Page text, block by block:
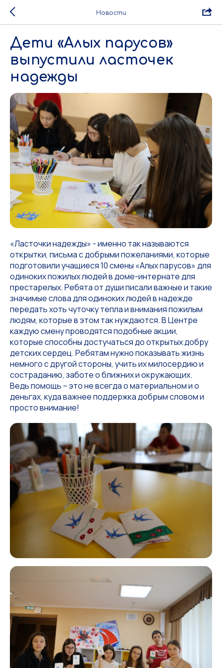
Новости
Дети «Алых парусов»
выпустили ласточек
надежды
«Ласточки надежды» - именно так называются
открытки, письма с добрыми пожеланиями, которые
подготовили учащиеся 10 смены «Алых парусов» для
одиноких пожилых людей в доме-интернате для
престарелых. Ребята от души писали важные и такие
значимые слова для одиноких людей в надежде
передать хоть чуточку тепла и внимания пожилым
людям, которые в этом так нуждаются. В Центре
каждую смену проводятся подобные акции,
которые способны достучаться до открытых добру
детских сердец. Ребятам нужно показывать жизнь
немного с другой стороны, учить их милосердию и
состраданию, заботе о ближних и окружающих.
Ведь помощь – это не всегда о материальном и о
деньгах, куда важнее поддержка добрым словом и
просто внимание!